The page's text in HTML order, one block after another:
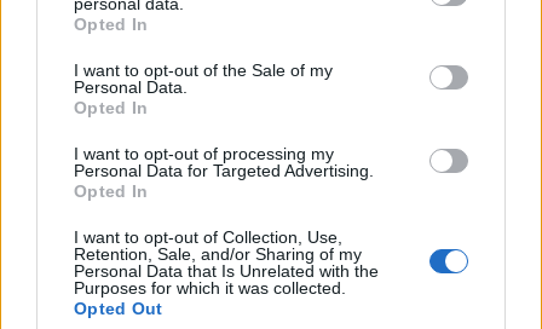
grant or deny consent to Google and its third-party tags to
use your data for below specified purposes in below Google
consent section.
Opted In
I want to opt-out of the Sale of my
Personal Data.
Opted In
I want to opt-out of processing my
Personal Data for Targeted Advertising.
Opted In
I want to opt-out of Collection, Use,
Retention, Sale, and/or Sharing of my
Personal Data that Is Unrelated with the
Purposes for which it was collected.
Opted Out
οφείλουμε όλοι να εκμεταλλευτούμε. Αν αυτό το
λειτουργικά προβλήματα που αντιμετωπίζουν αυτή την
ώρα οι ακαδημίες μας».
Υπενθυμίζεται ότι η τηλεδιδασκαλία στις Ακαδημίες
της ναυτιλίας, που θεσμοθετήθηκαν πριν από λίγες
ημέρες και που ανακοίνωσε ο υπουργός.
Αρωγοί στην εφαρμογή της τηλεκπαίδευσης στις